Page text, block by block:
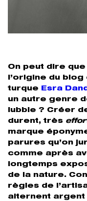
On peut dire
l’origine du
turque
Esra
un autre genre
lubbie ? Créer
durent, très
marque
parures qu’on
comme après
longtemps
de la nature.
règles de
alternent argent